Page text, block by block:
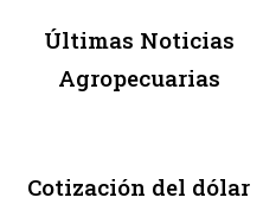
Últimas Noticias
Agropecuarias
Cotización del dólar